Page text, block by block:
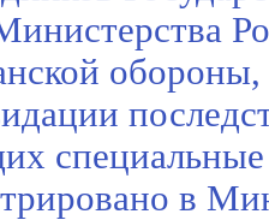
специальные
в